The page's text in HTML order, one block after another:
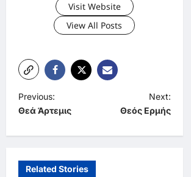
Visit Website
View All Posts
P
o
s
Previous:
Θεά Άρτεμις
Next:
Θεός Ερμής
Related Stories